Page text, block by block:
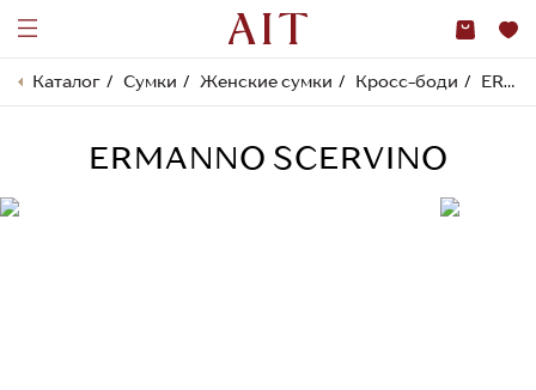
Каталог Сумки Женские сумки Кросс-боди ERMANNO SCERVINO
ERMANNO SCERVINO